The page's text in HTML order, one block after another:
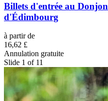
Billets d'entrée au Donjon
d'Édimbourg
à partir de
16,62 £
Annulation gratuite
Slide 1 of 11